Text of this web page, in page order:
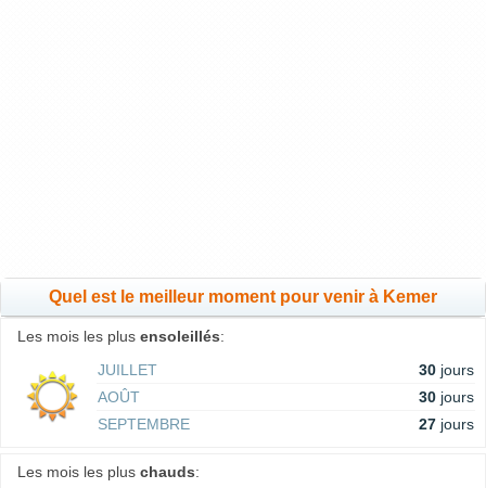
Quel est le meilleur moment pour venir à Kemer
Les mois les plus ensoleillés:
JUILLET
30 jours
AOÛT
30 jours
SEPTEMBRE
27 jours
Les mois les plus chauds: